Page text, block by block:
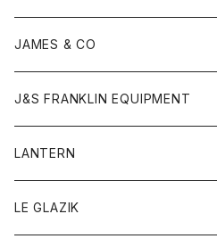
フリース
マフラー
アンダーウェア
靴
トップス
カーディガン
ジャケット
ボトム
オーバーオール
ショートパンツ
レディース
アウター
ロンパース
靴
ストール
トップス
カットソー
シャツ
ボトム
オーバーオール
ショートパンツ
レディース
オーバーオール
ワンピース
キッズ
トレーナー
トップス
Gジャケット
スウェット
帽子
Tシャツ
帽子
JAMES & CO
ボトム
J&S FRANKLIN EQUIPMENT
アウター
LANTERN
アウター
LE GLAZIK